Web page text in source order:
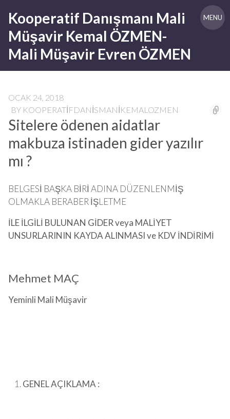
content
Kooperatif Danışmanı Mali
Müşavir Kemal ÖZMEN-
Mali Müşavir Evren ÖZMEN
MENU
OCAK 24, 2018
BY KOOPERATIFDANISMANIKEMALOZMEN
Sitelere ödenen aidatlar
makbuza istinaden gider yazılır
mı ?
BELGESİ BAŞKA BİRİ ADINA DÜZENLENMİŞ
OLMAKLA BERABER İŞLETME
İLE İLGİLİ BULUNAN GİDER veya MALİYET
UNSURLARININ KAYDA ALINMASI ve KDV İNDİRİMİ
Mehmet MAÇ
Yeminli Mali Müşavir
GENEL AÇIKLAMA :